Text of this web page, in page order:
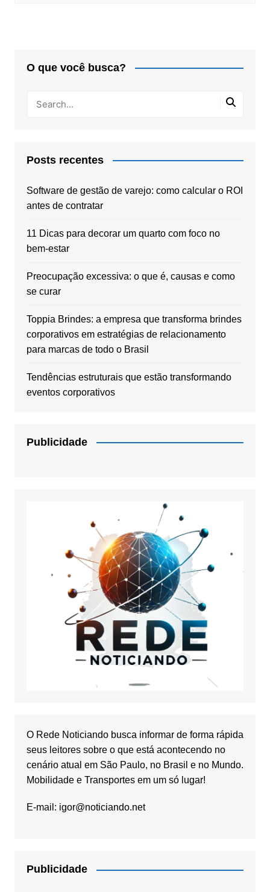
O que você busca?
Posts recentes
Software de gestão de varejo: como calcular o ROI
antes de contratar
11 Dicas para decorar um quarto com foco no
bem-estar
Preocupação excessiva: o que é, causas e como
se curar
Toppia Brindes: a empresa que transforma brindes
corporativos em estratégias de relacionamento
para marcas de todo o Brasil
Tendências estruturais que estão transformando
eventos corporativos
Publicidade
O Rede Noticiando busca informar de forma rápida
seus leitores sobre o que está acontecendo no
cenário atual em São Paulo, no Brasil e no Mundo.
Mobilidade e Transportes em um só lugar!
E-mail: igor@noticiando.net
Publicidade